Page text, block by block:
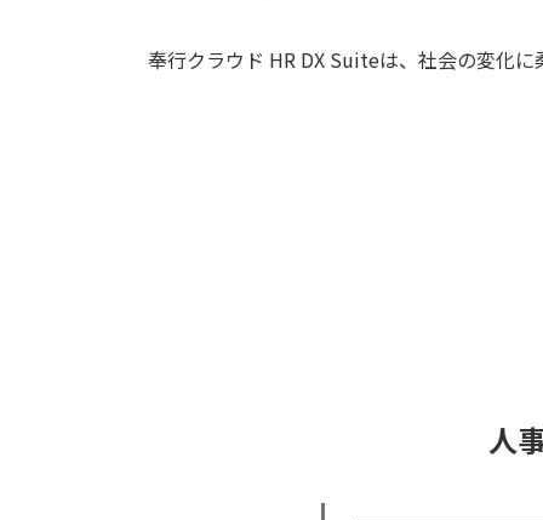
奉行クラウド HR DX Suiteは、社会の変化
人